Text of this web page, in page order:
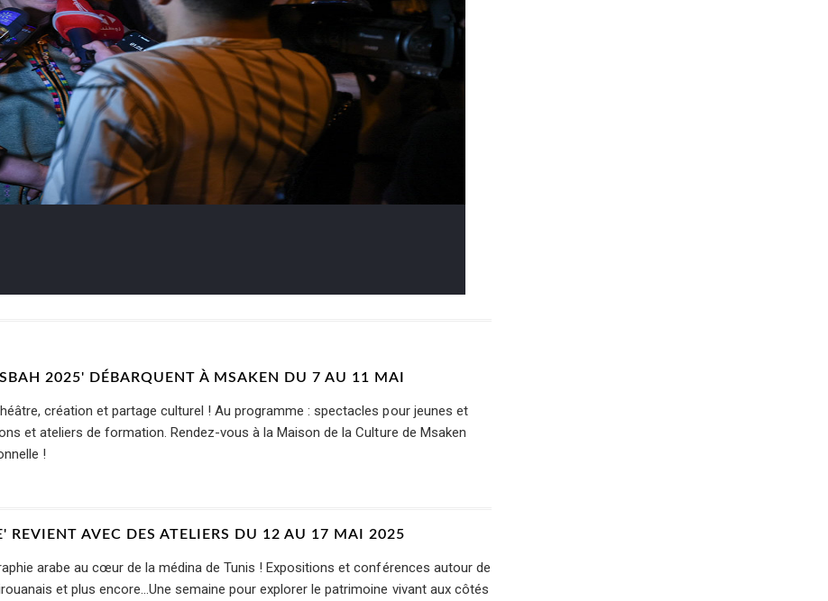
2025' DÉBARQUENT À MSAKEN DU 7 AU 11 MAI
création et partage culturel ! Au programme : spectacles pour jeunes et
et ateliers de formation. Rendez-vous à la Maison de la Culture de Msaken
!
REVIENT AVEC DES ATELIERS DU 12 AU 17 MAI 2025
arabe au cœur de la médina de Tunis ! Expositions et conférences autour de
et plus encore…Une semaine pour explorer le patrimoine vivant aux côtés